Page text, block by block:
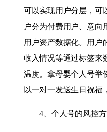
可以实现用户分层，可
户分为付费用户、意向
用户资产数据化。用户
收入情况等通过标签来
温度。拿母婴个人号举
以一对一发送生日祝福
4、个人号的风控方